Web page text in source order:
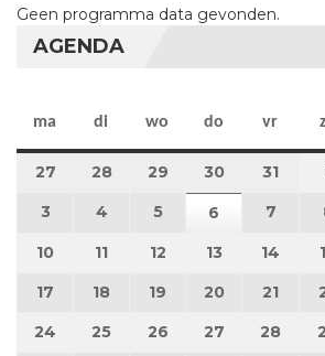
Geen programma data gevonden.
AGENDA
ma maandag
di dinsdag
wo woensdag
do vr
27 27 juli 2026
28 28 juli 2026
29 29 juli 2026
3030 juli 2026
31 31
3 3 augustus 2026
4 4 augustus 2026
55 augustus 2026
6 6 augustus
7 7
10 10 augustus 2026
11 11 augustus 2026
12 12 augustus 2026
13 13 augustus
14 14
17 17 augustus 2026
18 18 augustus 2026
19 19 augustus 2026
20 20 21 21
24 24 augustus 2026
25 25 augustus 2026
26 26 augustus 2026
27 27 28 28